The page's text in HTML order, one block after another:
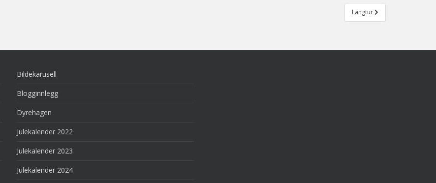
Langtur
Bildekarusell
Blogginnlegg
Dyrehagen
Julekalender 2022
Julekalender 2023
Julekalender 2024